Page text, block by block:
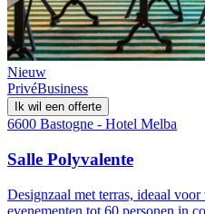
Nieuw
PrivéBusiness
Ik wil een offerte
6600 Bastogne - Hotel Melba
Salle Polyvalente
Designzaal met terras, ideaal
evenementen tot 60 personen in